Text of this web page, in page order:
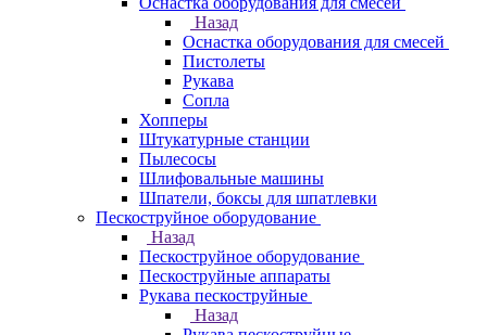
Назад
Оснастка оборудования для смесей
Пистолеты
Рукава
Сопла
Хопперы
Штукатурные станции
Пылесосы
Шлифовальные машины
Шпатели, боксы для шпатлевки
Пескоструйное оборудование
Назад
Пескоструйное оборудование
Пескоструйные аппараты
Рукава пескоструйные
Назад